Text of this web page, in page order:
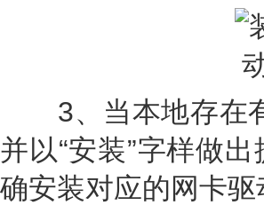
3、当本地存在有
并以“安装”字样做
确安装对应的网卡驱